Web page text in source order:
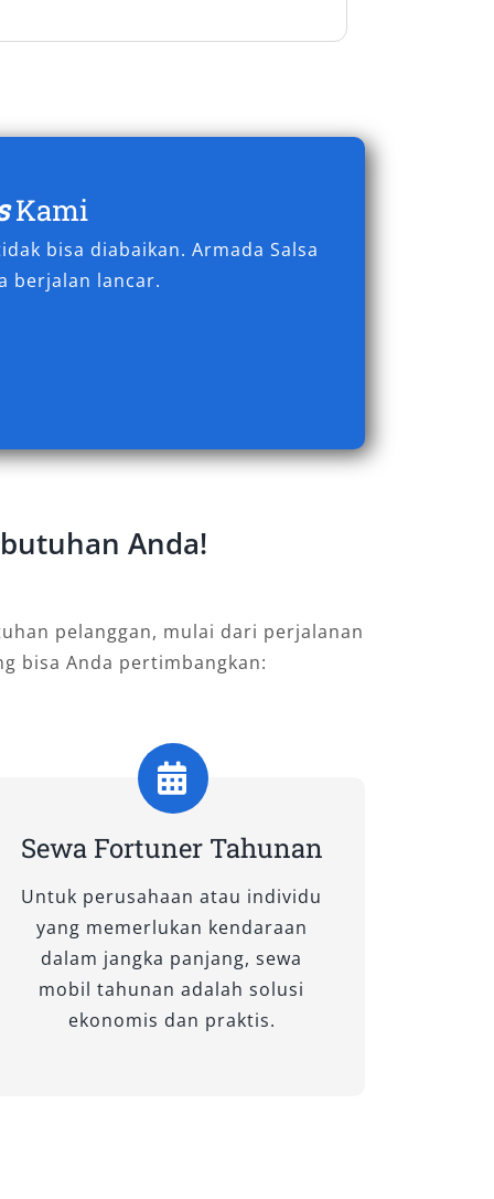
Kami
bisa diabaikan. Armada Salsa
berjalan lancar.
Anda!
pelanggan, mulai dari perjalanan
bisa Anda pertimbangkan:
Sewa Fortuner Tahunan
Untuk perusahaan atau individu
yang memerlukan kendaraan
dalam jangka panjang, sewa
mobil tahunan adalah solusi
ekonomis dan praktis.